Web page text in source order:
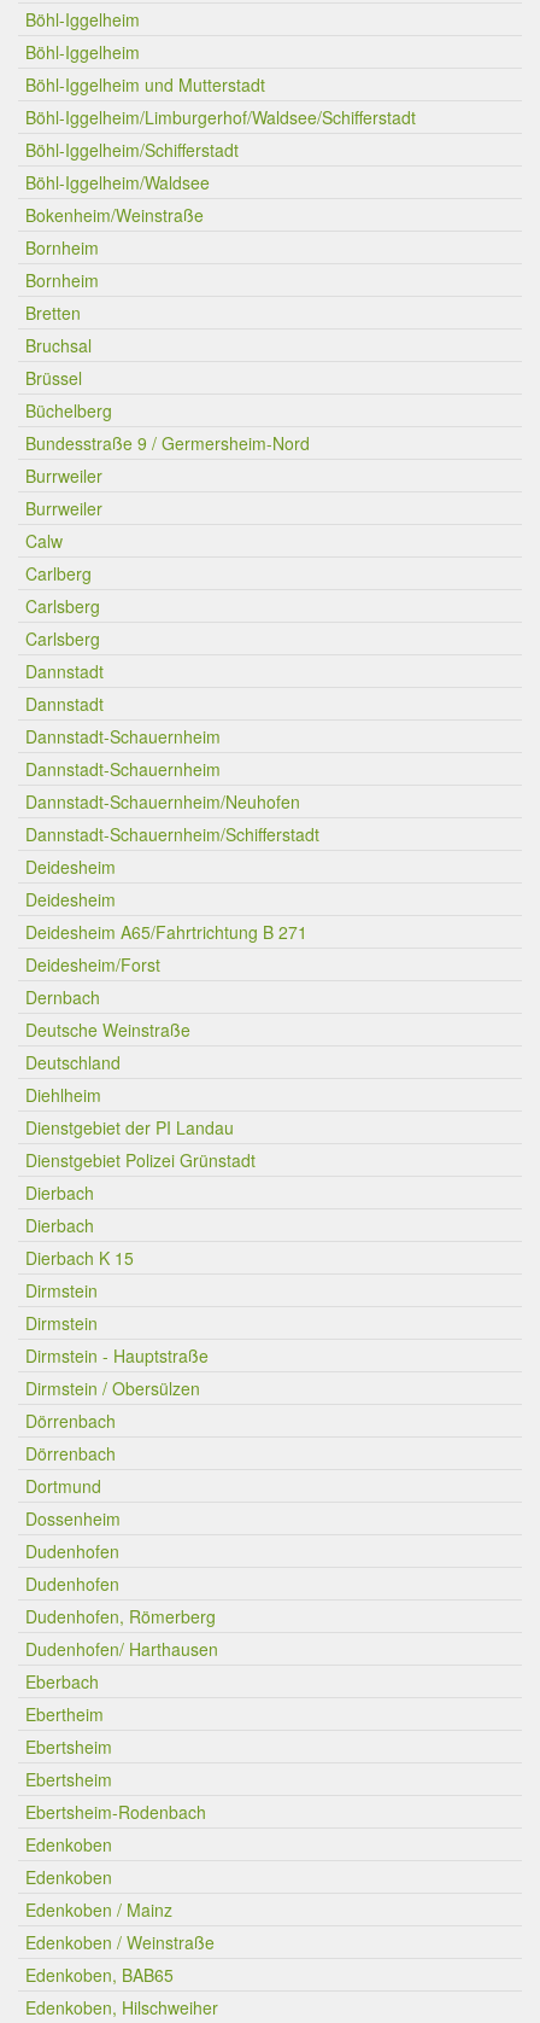
Böhl-Iggelheim
Böhl-Iggelheim
Böhl-Iggelheim und Mutterstadt
Böhl-Iggelheim/Limburgerhof/Waldsee/Schifferstadt
Böhl-Iggelheim/Schifferstadt
Böhl-Iggelheim/Waldsee
Bokenheim/Weinstraße
Bornheim
Bornheim
Bretten
Bruchsal
Brüssel
Büchelberg
Bundesstraße 9 / Germersheim-Nord
Burrweiler
Burrweiler
Calw
Carlberg
Carlsberg
Carlsberg
Dannstadt
Dannstadt
Dannstadt-Schauernheim
Dannstadt-Schauernheim
Dannstadt-Schauernheim/Neuhofen
Dannstadt-Schauernheim/Schifferstadt
Deidesheim
Deidesheim
Deidesheim A65/Fahrtrichtung B 271
Deidesheim/Forst
Dernbach
Deutsche Weinstraße
Deutschland
Diehlheim
Dienstgebiet der PI Landau
Dienstgebiet Polizei Grünstadt
Dierbach
Dierbach
Dierbach K 15
Dirmstein
Dirmstein
Dirmstein - Hauptstraße
Dirmstein / Obersülzen
Dörrenbach
Dörrenbach
Dortmund
Dossenheim
Dudenhofen
Dudenhofen
Dudenhofen, Römerberg
Dudenhofen/ Harthausen
Eberbach
Ebertheim
Ebertsheim
Ebertsheim
Ebertsheim-Rodenbach
Edenkoben
Edenkoben
Edenkoben / Mainz
Edenkoben / Weinstraße
Edenkoben, BAB65
Edenkoben, Hilschweiher